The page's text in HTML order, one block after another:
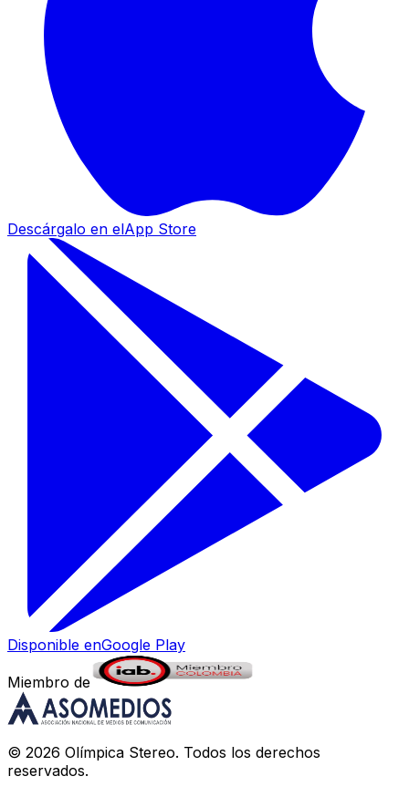
Descárgalo en elApp Store
Disponible enGoogle Play
Miembro de
© 2026 Olímpica Stereo. Todos los derechos
reservados.